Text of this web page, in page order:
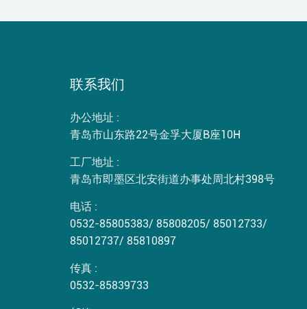
联系我们
办公地址 :
青岛市山东路22号金孚大厦B座10H
工厂地址 :
青岛市即墨区北安街道办事处周北村398号
电话 :
0532-85805383/ 85808205/ 85012733/
85012737/ 85810897
传真 :
0532-85839733